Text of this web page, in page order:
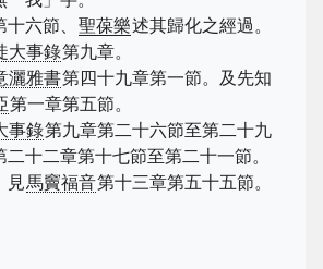
六節、 聖葆樂述其歸化之經過。
大事錄第九章。
灑雅書第四十九章第一節。及先知
第一章第五節。
事錄第九章第二十六節至第二十九
二十二章第十七節至第二十一節。
見馬竇福音第十三章第五十五節。